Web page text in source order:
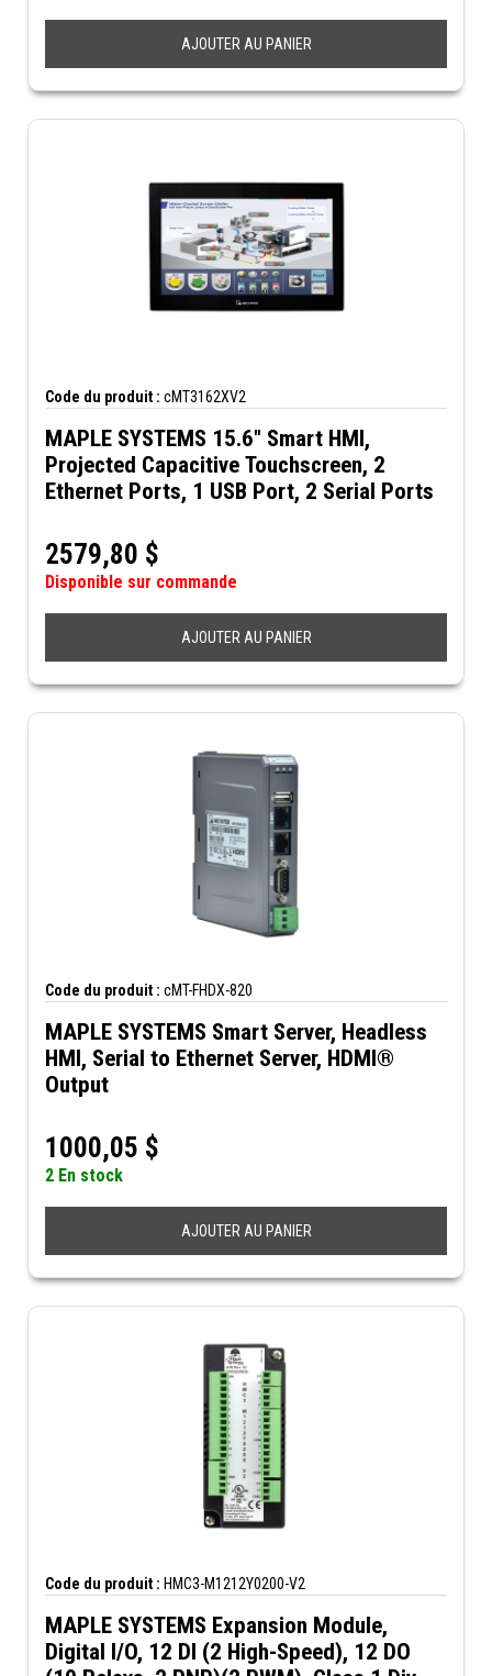
AJOUTER AU PANIER
Code du produit : cMT3162XV2
MAPLE SYSTEMS 15.6" Smart HMI,
Projected Capacitive Touchscreen, 2
Ethernet Ports, 1 USB Port, 2 Serial Ports
2579,80 $
Disponible sur commande
AJOUTER AU PANIER
Code du produit : cMT-FHDX-820
MAPLE SYSTEMS Smart Server, Headless
HMI, Serial to Ethernet Server, HDMI®
Output
1000,05 $
2 En stock
AJOUTER AU PANIER
Code du produit : HMC3-M1212Y0200-V2
MAPLE SYSTEMS Expansion Module,
Digital I/O, 12 DI (2 High-Speed), 12 DO